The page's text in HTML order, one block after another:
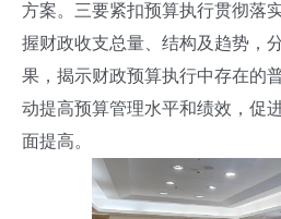
方案。三要紧扣预算执行贯彻落
握财政收支总量、结构及趋势，
果，揭示财政预算执行中存在的
动提高预算管理水平和绩效，促
面提高。